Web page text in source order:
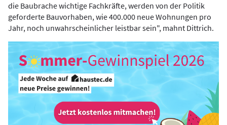
die Baubrache wichtige Fachkräfte, werden von der Politik
geforderte Bauvorhaben, wie 400.000 neue Wohnungen pro
Jahr, noch unwahrscheinlicher leistbar sein", mahnt Dittrich.